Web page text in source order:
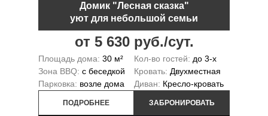
Домик "Лесная сказка"
уют для небольшой семьи
от 5 630 руб./сут.
Площадь дома: 30 м²
Зона BBQ: с беседкой
Парковка: возле дома
Кол-во гостей: до 3-х
Кровать: Двухместная
Диван: Кресло-кровать
ПОДРОБНЕЕ ЗАБРОНИРОВАТЬ